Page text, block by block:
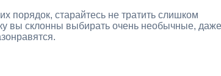
порядок, старайтесь не тратить слишком
вы склонны выбирать очень необычные, даже